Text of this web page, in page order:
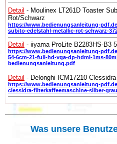
Detail - Moulinex LT261D Toaster
Rot/Schwarz
https://www.bedienungsanleitung-
subito-edelstahl-metallic-rot-schwarz-
Detail - iiyama ProLite B2283HS-B3
https://www.bedienungsanleitung-
54-6cm-21-full-hd-vga-dp-hdmi-1ms-
bedienungsanleitung.pdf
Detail - Delonghi ICM17210
https://www.bedienungsanleitung-
clessidra-filterkaffeemaschine-silber-
Was unsere